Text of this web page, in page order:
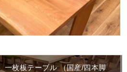
一枚板テーブル （国産/四本脚